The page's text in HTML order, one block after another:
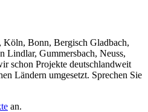
Köln, Bonn, Bergisch Gladbach,
Lindlar, Gummersbach, Neuss,
schon Projekte deutschlandweit
Ländern umgesetzt. Sprechen Sie
an.